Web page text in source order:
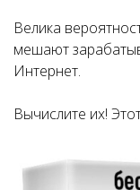
Велика
мешают
Интернет.
Вычислите их!